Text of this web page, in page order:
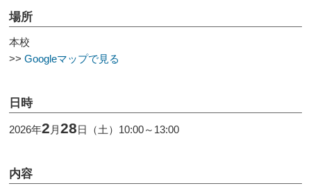
場所
本校
>>Googleマップで見る
日時
2026年2 月28日（土）10:00～13:00
内容